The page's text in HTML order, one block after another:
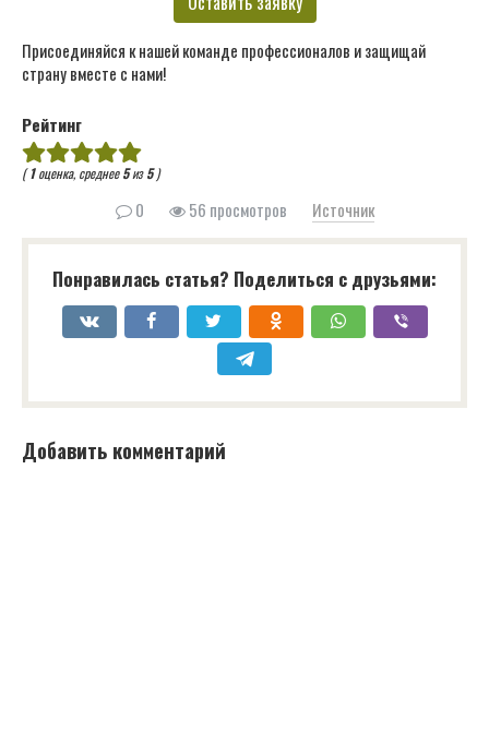
Присоединяйся к нашей команде профессионалов и защищай
страну вместе с нами!
Рейтинг
(1оценка, среднее5из5)
0 56 просмотров Источник
Понравилась статья? Поделиться с друзьями:
Добавить комментарий